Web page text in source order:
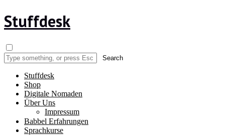
Stuffdesk
Stuffdesk
Shop
Digitale Nomaden
Über Uns
Impressum
Babbel Erfahrungen
Sprachkurse